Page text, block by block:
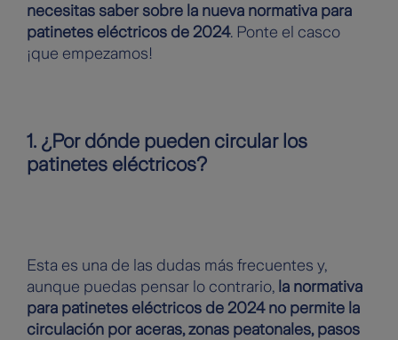
necesitas saber sobre la nueva normativa para
patinetes eléctricos de 2024. Ponte el casco
¡que empezamos!
1. ¿Por dónde pueden circular los
patinetes eléctricos?
Esta es una de las dudas más frecuentes y,
aunque puedas pensar lo contrario, la normativa
para patinetes eléctricos de 2024 no permite la
circulación por aceras, zonas peatonales, pasos